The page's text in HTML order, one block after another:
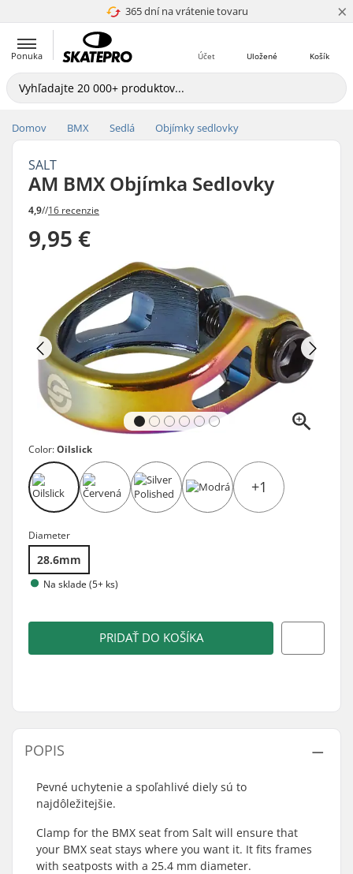
365 dní na vrátenie tovaru
4.8 z 5 ×
Ponuka Košík
Uložené
Účet
Domov BMX Sedlá Objímky sedlovky
SALT
AM BMX Objímka Sedlovky
4,9//16 recenzie
9,95 €
Color:Oilslick
+1
Diameter
28.6mm
Na sklade (5+ ks)
PRIDAŤ DO KOŠÍKA
POPIS
Pevné uchytenie a spoľahlivé diely sú to
najdôležitejšie.
Clamp for the BMX seat from Salt will ensure that
your BMX seat stays where you want it. It fits frames
with seatposts with a 25.4 mm diameter.